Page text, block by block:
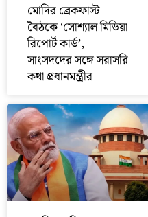
মোদির ব্রেকফাস্ট
বৈঠকে ‘সোশ্যাল মিডিয়া
রিপোর্ট কার্ড’,
সাংসদদের সঙ্গে সরাসরি
কথা প্রধানমন্ত্রীর